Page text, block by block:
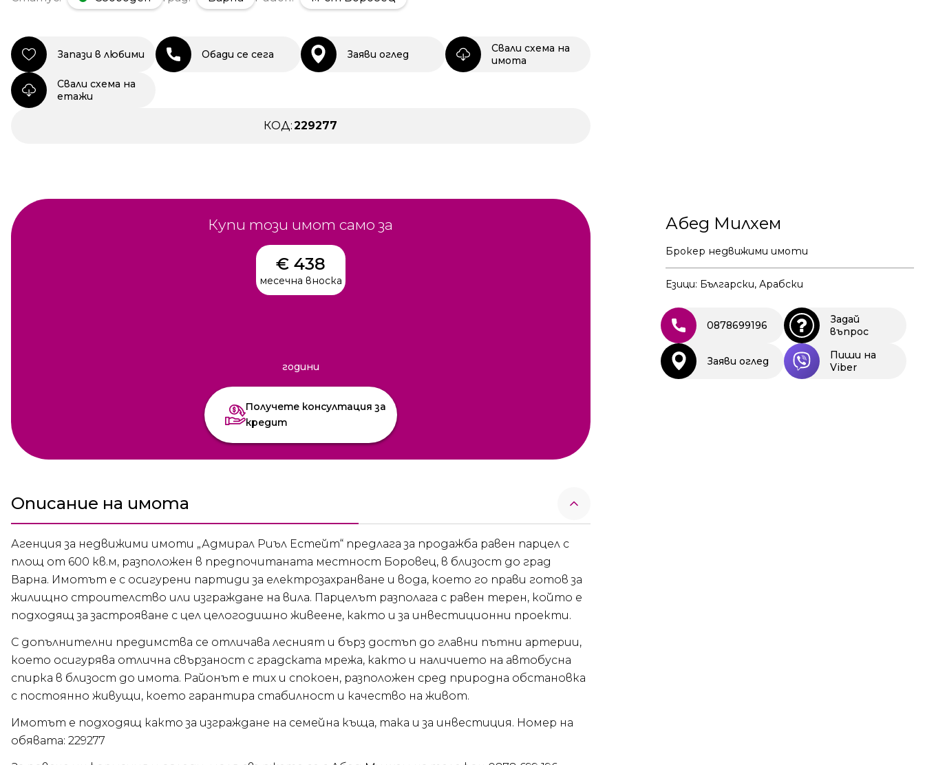
Запази в любими Обади се сега Заяви оглед
Свали схема на
имота
Свали схема на
етажи
КОД:229277
Купи този имот само за
€ 438
месечна вноска
години
Получете консултация за
кредит
Описание на имота
Агенция за недвижими имоти „Адмирал Риъл Естейт“ предлага за продажба равен парцел с
площ от 600 кв.м, разположен в предпочитаната местност Боровец, в близост до град
Варна. Имотът е с осигурени партиди за електрозахранване и вода, което го прави готов за
жилищно строителство или изграждане на вила. Парцелът разполага с равен терен, който е
подходящ за застрояване с цел целогодишно живеене, както и за инвестиционни проекти.
С допълнителни предимства се отличава лесният и бърз достъп до главни пътни артерии,
което осигурява отлична свързаност с градската мрежа, както и наличието на автобусна
спирка в близост до имота. Районът е тих и спокоен, разположен сред природна обстановка
с постоянно живущи, което гарантира стабилност и качество на живот.
Имотът е подходящ както за изграждане на семейна къща, така и за инвестиция. Номер на
обявата: 229277
Абед Милхем
Брокер недвижими имоти
Езици: Български, Арабски
0878699196
Задай
въпрос
Заяви оглед
Пиши на
Viber